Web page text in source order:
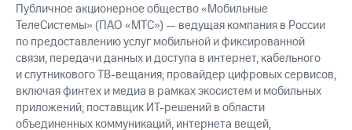
Публичное акционерное общество «Мобильные
ТелеСистемы» (ПАО «МТС») — ведущая компания в России
по предоставлению услуг мобильной и фиксированной
связи, передачи данных и доступа в интернет, кабельного
и спутникового ТВ-вещания; провайдер цифровых сервисов,
включая финтех и медиа в рамках экосистем и мобильных
приложений; поставщик ИТ-решений в области
объединенных коммуникаций, интернета вещей,